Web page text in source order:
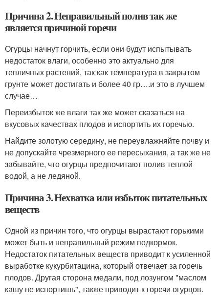
Причина 2. Неправильный полив так же
является причиной горечи
Огурцы начнут горчить, если они будут испытывать
недостаток влаги, особенно это актуально для
тепличных растений, так как температура в закрытом
грунте может достигать и более 40 гр….и это в лучшем
случае…
Переизбыток же влаги так же может сказаться на
вкусовых качествах плодов и испортить их горечью.
Найдите золотую середину, не переувлажняйте почву и
не допускайте чрезмерного ее пересыхания, а так же не
забывайте, что огурцы предпочитают полив теплой
водой, а не ледяной.
Причина 3. Нехватка или избыток питательных
веществ
Одной из причин того, что огурцы вырастают горькими
может быть и неправильный режим подкормок.
Недостаток питательных веществ приводит к усиленной
выработке кукурбитацина, который отвечает за горечь
плодов. Другая сторона медали, под лозунгом "маслом
кашу не испортишь", также приводит к горечи огурцов.